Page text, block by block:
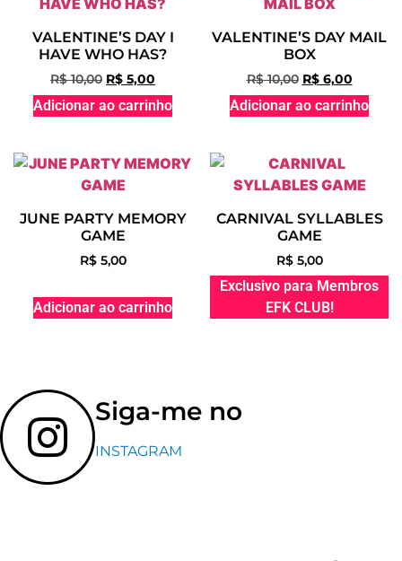
VALENTINE’S DAY I
HAVE WHO HAS?
R$10,00 R$ 5,00
Adicionar ao carrinho
VALENTINE’S DAY MAIL
BOX
R$10,00 R$6,00
Adicionar ao carrinho
JUNE PARTY MEMORY
GAME
R$5,00
Adicionar ao carrinho
CARNIVAL SYLLABLES
GAME
R$5,00
Exclusivo para Membros
EFK CLUB!
Siga-me no
INSTAGRAM